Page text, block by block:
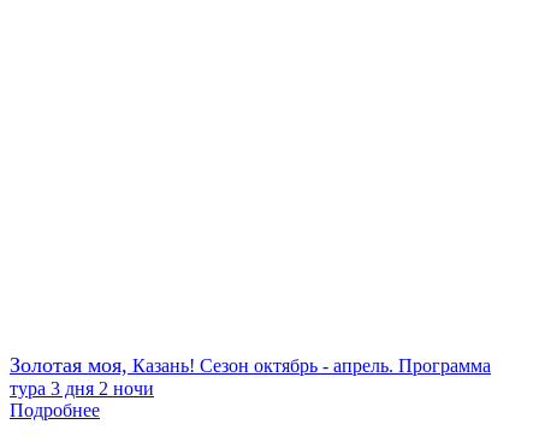
Золотая моя, Казань! Сезон октябрь - апрель. Программа
тура 3 дня 2 ночи
Подробнее